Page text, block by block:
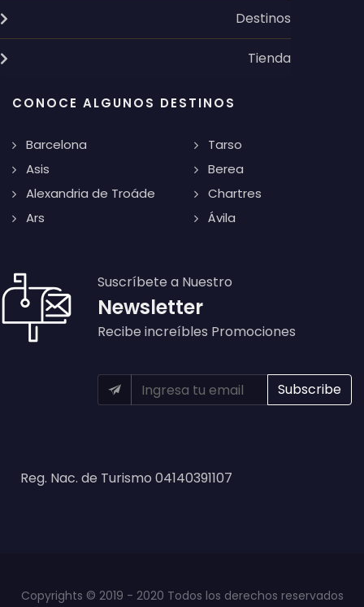
Destinos
Tienda
CONOCE ALGUNOS DESTINOS
Barcelona
Asis
Alexandria de Troáde
Ars
Tarso
Berea
Chartres
Ávila
Suscríbete a Nuestro
Newsletter
Recibe increíbles Promociones
Reg. Nac. de Turismo 04140391107
Copyrights © 2019 - 2020 Todos los derechos reservados